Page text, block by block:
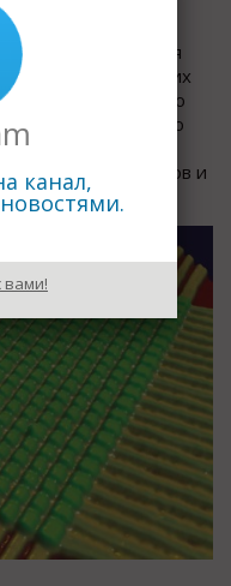
них немыслима
система. Для
логических
случае именно
исключительно
входов и
канал,
вами!